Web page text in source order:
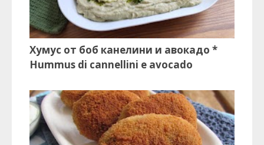
Хумус от боб канелини и авокадо *
Hummus di cannellini e avocado